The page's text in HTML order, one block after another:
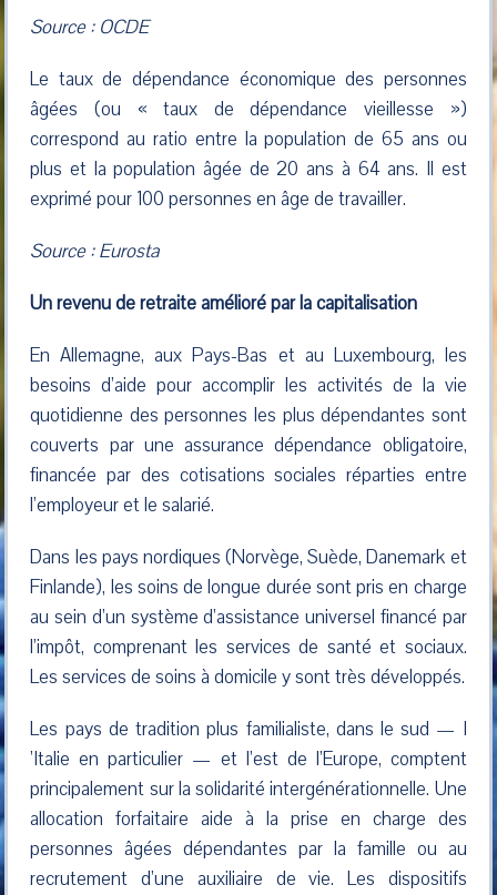
Source : OCDE
Le taux de dépendance économique des personnes
âgées (ou « taux de dépendance vieillesse »)
correspond au ratio entre la population de 65 ans ou
plus et la population âgée de 20 ans à 64 ans. Il est
exprimé pour 100 personnes en âge de travailler.
Source : Eurosta
Un revenu de retraite amélioré par la capitalisation
En Allemagne, aux Pays-Bas et au Luxembourg, les
besoins d’aide pour accomplir les activités de la vie
quotidienne des personnes les plus dépendantes sont
couverts par une assurance dépendance obligatoire,
financée par des cotisations sociales réparties entre
l’employeur et le salarié.
Dans les pays nordiques (Norvège, Suède, Danemark et
Finlande), les soins de longue durée sont pris en charge
au sein d’un système d’assistance universel financé par
l’impôt, comprenant les services de santé et sociaux.
Les services de soins à domicile y sont très développés.
Les pays de tradition plus familialiste, dans le sud — I
’Italie en particulier — et l’est de l’Europe, comptent
principalement sur la solidarité intergénérationnelle. Une
allocation forfaitaire aide à la prise en charge des
personnes âgées dépendantes par la famille ou au
recrutement d’une auxiliaire de vie. Les dispositifs